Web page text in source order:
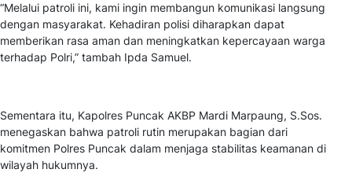
“Melalui patroli ini, kami ingin membangun komunikasi langsung
dengan masyarakat. Kehadiran polisi diharapkan dapat
memberikan rasa aman dan meningkatkan kepercayaan warga
terhadap Polri,” tambah Ipda Samuel.
Sementara itu, Kapolres Puncak AKBP Mardi Marpaung, S.Sos.
menegaskan bahwa patroli rutin merupakan bagian dari
komitmen Polres Puncak dalam menjaga stabilitas keamanan di
wilayah hukumnya.